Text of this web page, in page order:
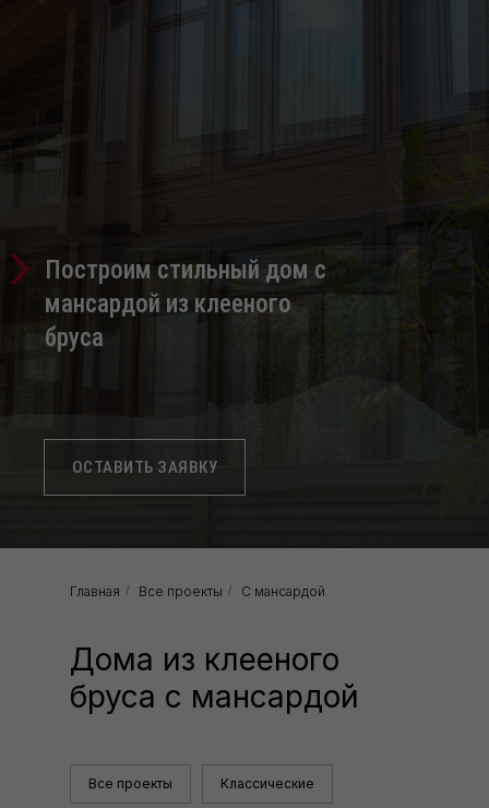
Построим стильный дом с
мансардой из клееного
бруса
ОСТАВИТЬ ЗАЯВКУ
Главная / Все проекты / С мансардой
Дома из клееного
бруса с мансардой
Все проекты Классические